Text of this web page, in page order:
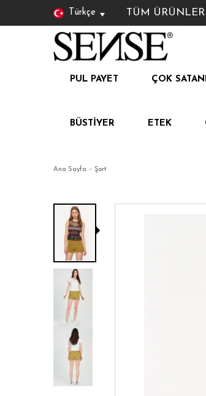
Türkçe TÜM
PUL PAYET ÇOK
BÜSTIYER ETEK
Ana Sayfa » Şort